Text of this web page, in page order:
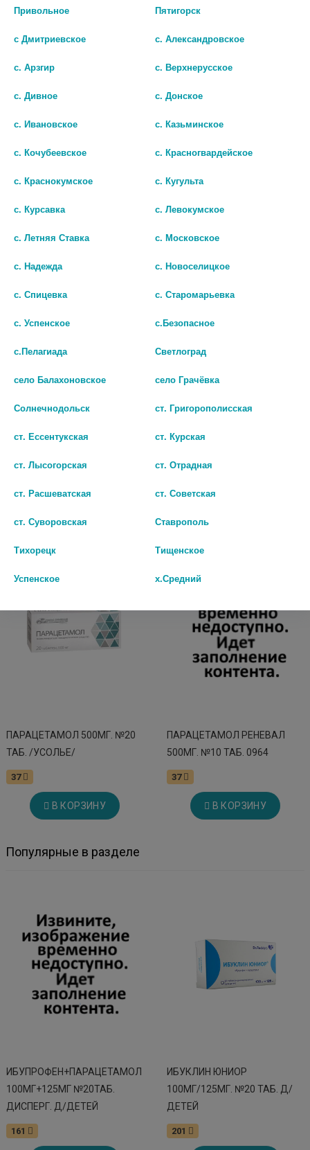
ПАРАЦЕТАМОЛ 500МГ. №10
В КОРЗИНУ
ПАРАЦЕТАМОЛ 500МГ. №10
ТАТХИМФАРМПРЕПАРАТЫ/
24
В КОРЗИНУ
РЕКТ. Д/ДЕТ. 1-3МЕС. /
НИЖФАРМ/ 1759
ТАБ. /ДАЛЬХИМФАРМ/
27
В КОРЗИНУ
ПАРАЦЕТАМОЛ 500МГ. №20
ТАБ. /УСОЛЬЕ/
37
В КОРЗИНУ
ПАРАЦЕТАМОЛ РЕНЕВАЛ
500МГ. №10 ТАБ. 0964
37
В КОРЗИНУ
Популярные в разделе
ИБУПРОФЕН+ПАРАЦЕТАМОЛ
100МГ+125МГ №20ТАБ.
ДИСПЕРГ. Д/ДЕТЕЙ
161
ИБУКЛИН ЮНИОР
100МГ/125МГ. №20 ТАБ. Д/
ДЕТЕЙ
201
Привольное Пятигорск
с Дмитриевское с. Александровское
с. Арзгир с. Верхнерусское
с. Дивное с. Донское
с. Ивановское с. Казьминское
с. Кочубеевское с. Красногвардейское
с. Краснокумское с. Кугульта
с. Курсавка с. Левокумское
с. Летняя Ставка с. Московское
с. Надежда с. Новоселицкое
с. Спицевка с. Старомарьевка
с. Успенское с.Безопасное
с.Пелагиада Светлоград
село Балахоновское село Грачёвка
Солнечнодольск ст. Григорополисская
ст. Ессентукская ст. Курская
ст. Лысогорская ст. Отрадная
ст. Расшеватская ст. Советская
ст. Суворовская Ставрополь
Тихорецк Тищенское
Успенское х.Средний